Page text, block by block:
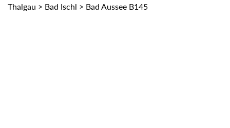
Thalgau > Bad Ischl > Bad Aussee B145